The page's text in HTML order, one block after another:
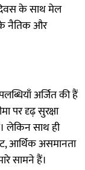
के साथ मेल
नैतिक और
अर्जित की हैं
पर दृढ़ सुरक्षा
लेकिन साथ ही
आर्थिक असमानता
सामने हैं।